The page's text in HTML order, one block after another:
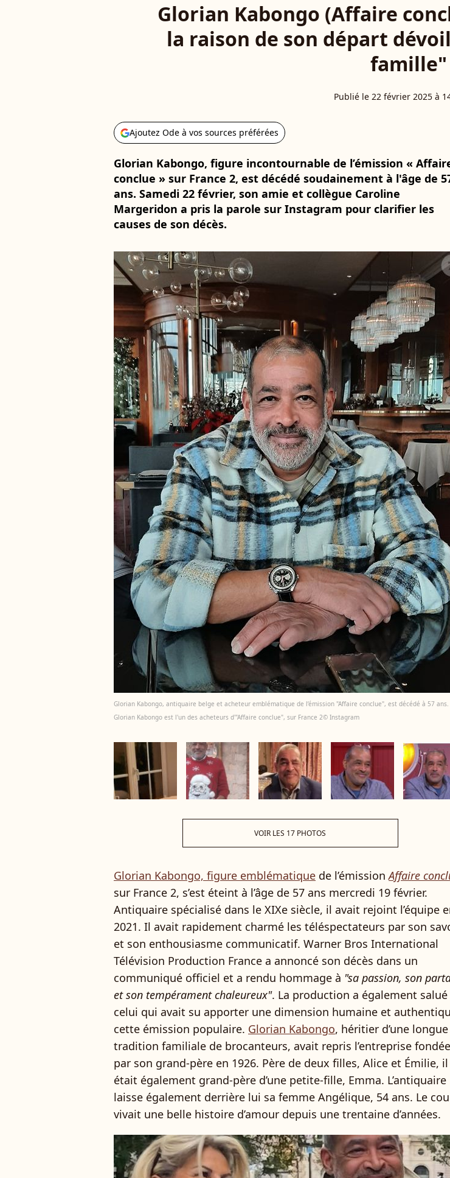
Glorian Kabongo (Affaire
la raison de son départ
famille"
Publié le 22 février 2025 à
Ajoutez Ode à vos sources préférées
Glorian Kabongo, figure incontournable de l’émission «
conclue » sur France 2, est décédé soudainement à l'âge de
ans. Samedi 22 février, son amie et collègue Caroline
Margeridon a pris la parole sur Instagram pour clarifier les
causes de son décès.
Glorian Kabongo, antiquaire belge et acheteur emblématique de l’émission "Affaire conclue", est décédé à 57 ans.
Glorian Kabongo est l'un des acheteurs d'"Affaire conclue", sur France 2© Instagram
VOIR LES 17 PHOTOS
Glorian Kabongo, figure emblématique de l’émissionAffaire
sur France 2, s’est éteint à l’âge de 57 ans mercredi 19 février.
Antiquaire spécialisé dans le XIXe siècle, il avait rejoint l’équipe
2021. Il avait rapidement charmé les téléspectateurs par son
et son enthousiasme communicatif. Warner Bros International
Télévision Production France a annoncé son décès dans un
communiqué officiel et a rendu hommage à "sa passion, son
et son tempérament chaleureux". La production a également salué
celui qui avait su apporter une dimension humaine et
cette émission populaire. Glorian Kabongo, héritier d’une longue
tradition familiale de brocanteurs, avait repris l’entreprise fondée
par son grand-père en 1926. Père de deux filles, Alice et Émilie, il
était également grand-père d’une petite-fille, Emma. L’antiquaire
laisse également derrière lui sa femme Angélique, 54 ans. Le
vivait une belle histoire d’amour depuis une trentaine d’années.